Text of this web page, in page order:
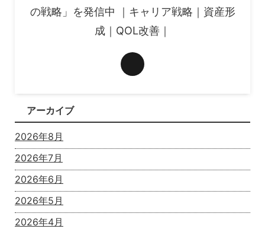
の戦略」を発信中 ｜キャリア戦略｜資産形
成｜QOL改善｜
アーカイブ
2026年8月
2026年7月
2026年6月
2026年5月
2026年4月